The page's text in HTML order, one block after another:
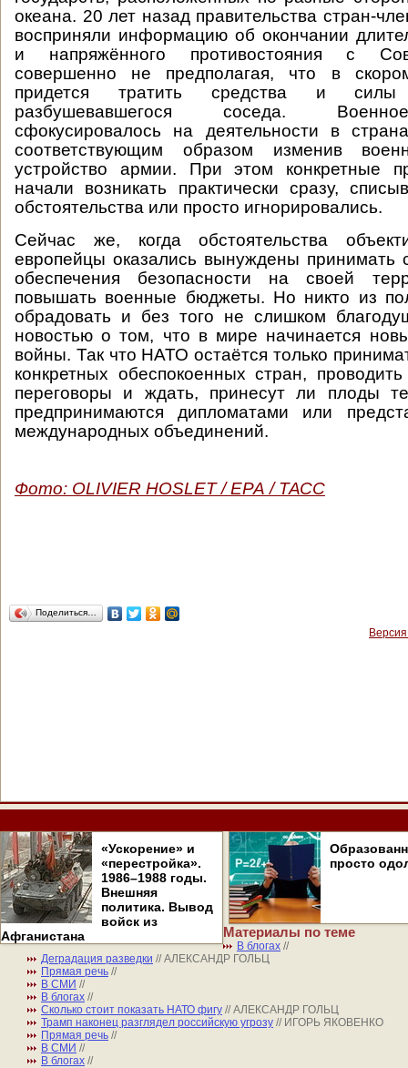
океана. 20 лет назад правительства стран-
восприняли информацию об окончании
и напряжённого противостояния с
совершенно не предполагая, что в
придется тратить средства и
разбушевавшегося соседа.
сфокусировалось на деятельности в
соответствующим образом изменив
устройство армии. При этом конкретные
начали возникать практически сразу,
обстоятельства или просто игнорировались.
Сейчас же, когда обстоятельства
европейцы оказались вынуждены
обеспечения безопасности на своей
повышать военные бюджеты. Но никто из
обрадовать и без того не слишком
новостью о том, что в мире начинается
войны. Так что НАТО остаётся только
конкретных обеспокоенных стран,
переговоры и ждать, принесут ли плоды
предпринимаются дипломатами или
международных объединений.
Фото: OLIVIER HOSLET / ЕРА / ТАСС
Поделиться…
«Ускорение» и
«перестройка».
1986–1988 годы.
Внешняя
политика. Вывод
войск из
Афганистана
просто
Материалы по теме
В блогах //
Деградация разведки // АЛЕКСАНДР ГОЛЬЦ
Прямая речь //
В СМИ //
В блогах //
Сколько стоит показать НАТО фигу // АЛЕКСАНДР ГОЛЬЦ
Трамп наконец разглядел российскую угрозу // ИГОРЬ ЯКОВЕНКО
Прямая речь //
В СМИ //
В блогах //